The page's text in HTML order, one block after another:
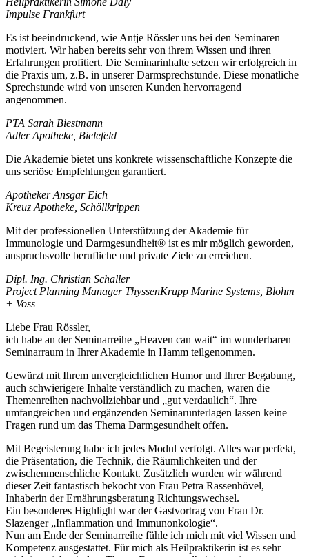
Impulse Frankfurt
Es ist beeindruckend, wie Antje Rössler uns bei den Seminaren
motiviert. Wir haben bereits sehr von ihrem Wissen und ihren
Erfahrungen profitiert. Die Seminarinhalte setzen wir erfolgreich in
die Praxis um, z.B. in unserer Darmsprechstunde. Diese monatliche
Sprechstunde wird von unseren Kunden hervorragend
angenommen.
PTA Sarah Biestmann
Adler Apotheke, Bielefeld
Die Akademie bietet uns konkrete wissenschaftliche Konzepte die
uns seriöse Empfehlungen garantiert.
Apotheker Ansgar Eich
Kreuz Apotheke, Schöllkrippen
Mit der professionellen Unterstützung der Akademie für
Immunologie und Darmgesundheit® ist es mir möglich geworden,
anspruchsvolle berufliche und private Ziele zu erreichen.
Dipl. Ing. Christian Schaller
Project Planning Manager ThyssenKrupp Marine Systems, Blohm
+ Voss
Liebe Frau Rössler,
ich habe an der Seminarreihe „Heaven can wait“ im wunderbaren
Seminarraum in Ihrer Akademie in Hamm teilgenommen.
Gewürzt mit Ihrem unvergleichlichen Humor und Ihrer Begabung,
auch schwierigere Inhalte verständlich zu machen, waren die
Themenreihen nachvollziehbar und „gut verdaulich“. Ihre
umfangreichen und ergänzenden Seminarunterlagen lassen keine
Fragen rund um das Thema Darmgesundheit offen.
Mit Begeisterung habe ich jedes Modul verfolgt. Alles war perfekt,
die Präsentation, die Technik, die Räumlichkeiten und der
zwischenmenschliche Kontakt. Zusätzlich wurden wir während
dieser Zeit fantastisch bekocht von Frau Petra Rassenhövel,
Inhaberin der Ernährungsberatung Richtungswechsel.
Ein besonderes Highlight war der Gastvortrag von Frau Dr.
Slazenger „Inflammation und Immunonkologie“.
Nun am Ende der Seminarreihe fühle ich mich mit viel Wissen und
Kompetenz ausgestattet. Für mich als Heilpraktikerin ist es sehr